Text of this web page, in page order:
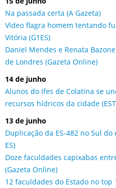
Na passada certa (A Gazeta)
Vídeo flagra homem tentando
Vitória (G1ES)
Daniel Mendes e Renata
de Londres (Gazeta Online)
14 de junho
Alunos do Ifes de Colatina se
recursos hídricos da cidade
13 de junho
Duplicação da ES-482 no Sul
ES)
Doze faculdades capixabas
(Gazeta Online)
12 faculdades do Estado no top